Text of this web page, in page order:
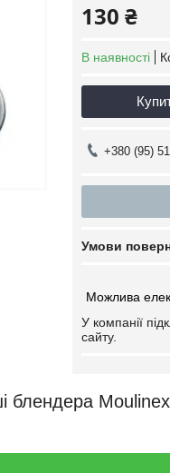
130 ₴
В наявності
+380 (95)
У компанії
сайту.
блендера